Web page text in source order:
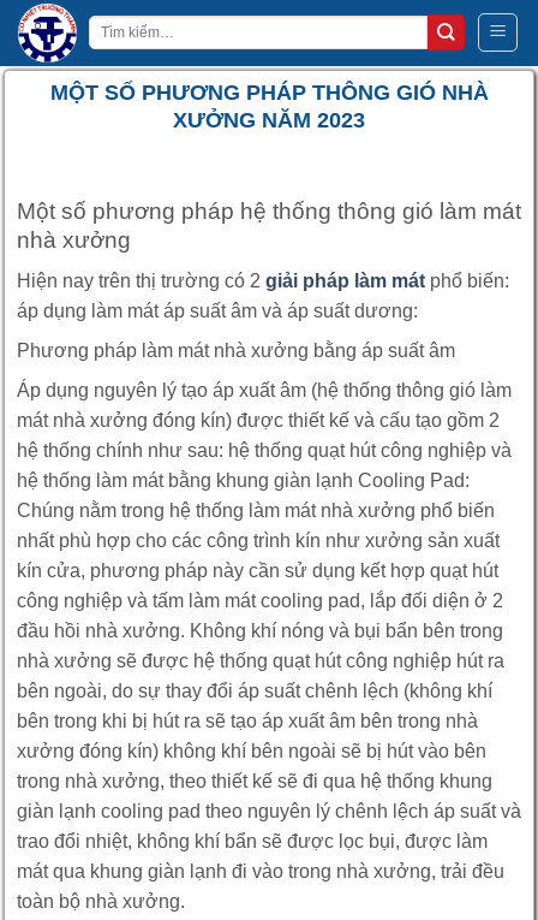
Bỏ
qua
nội
Tìm
kiếm:
MỘT SỐ PHƯƠNG PHÁP THÔNG GIÓ NHÀ
XƯỞNG NĂM 2023
Một số phương pháp hệ thống thông gió làm mát
nhà xưởng
Hiện nay trên thị trường có 2 giải pháp làm mát phổ biến:
áp dụng làm mát áp suất âm và áp suất dương:
Phương pháp làm mát nhà xưởng bằng áp suất âm
Áp dụng nguyên lý tạo áp xuất âm (hệ thống thông gió làm
mát nhà xưởng đóng kín) được thiết kế và cấu tạo gồm 2
hệ thống chính như sau: hệ thống quạt hút công nghiệp và
hệ thống làm mát bằng khung giàn lạnh Cooling Pad:
Chúng nằm trong hệ thống làm mát nhà xưởng phổ biến
nhất phù hợp cho các công trình kín như xưởng sản xuất
kín cửa, phương pháp này cần sử dụng kết hợp quạt hút
công nghiệp và tấm làm mát cooling pad, lắp đối diện ở 2
đầu hồi nhà xưởng. Không khí nóng và bụi bẩn bên trong
nhà xưởng sẽ được hệ thống quạt hút công nghiệp hút ra
bên ngoài, do sự thay đổi áp suất chênh lệch (không khí
bên trong khi bị hút ra sẽ tạo áp xuất âm bên trong nhà
xưởng đóng kín) không khí bên ngoài sẽ bị hút vào bên
trong nhà xưởng, theo thiết kế sẽ đi qua hệ thống khung
giàn lạnh cooling pad theo nguyên lý chênh lệch áp suất và
trao đổi nhiệt, không khí bẩn sẽ được lọc bụi, được làm
mát qua khung giàn lạnh đi vào trong nhà xưởng, trải đều
toàn bộ nhà xưởng.